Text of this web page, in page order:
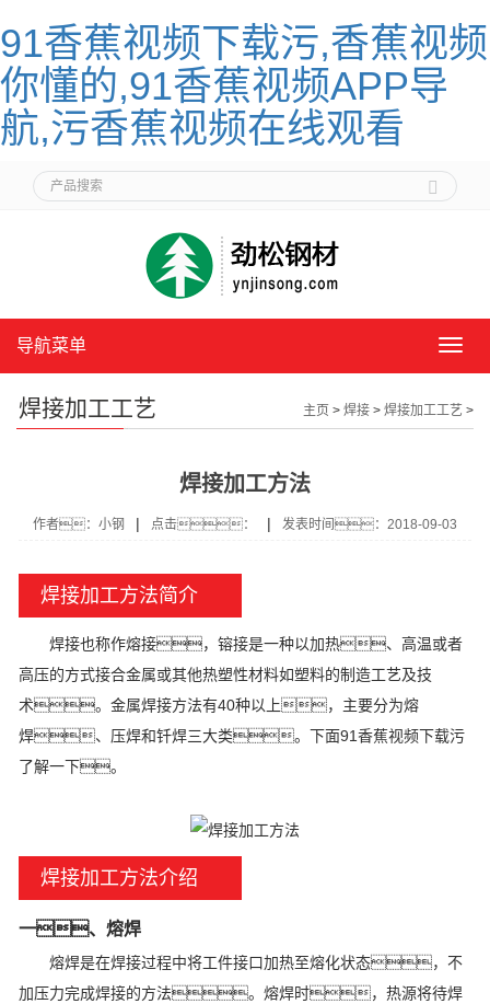
91香蕉视频下载污,香蕉视频
你懂的,91香蕉视频APP导
航,污香蕉视频在线观看
导
单
导航菜单
焊接加工工艺 主页 > 焊接 > 焊接加工工艺 >
焊接加工方法
作者：小钢 | 点击： | 发表时间：2018-09-03
焊接加工方法简介
焊接也称作熔接，镕接是一种以加热、高温或者
高压的方式接合金属或其他热塑性材料如塑料的制造工艺及技
术。金属焊接方法有40种以上，主要分为熔
焊、压焊和钎焊三大类。下面91香蕉视频下载污
了解一下。
焊接加工方法介绍
一、熔焊
熔焊是在焊接过程中将工件接口加热至熔化状态，不
加压力完成焊接的方法。熔焊时，热源将待焊